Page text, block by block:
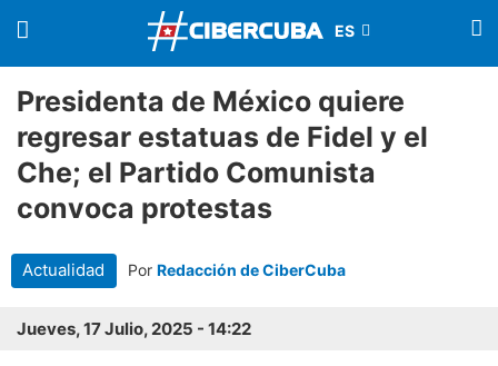
Presidenta de México quiere
regresar estatuas de Fidel y el
Che; el Partido Comunista
convoca protestas
Actualidad Por Redacción de CiberCuba
Jueves, 17 Julio, 2025 - 14:22